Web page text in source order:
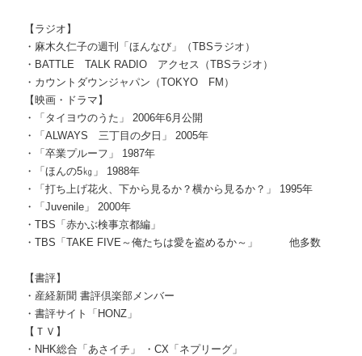
【ラジオ】
・麻木久仁子の週刊「ほんなび」（TBSラジオ）
・BATTLE TALK RADIO アクセス（TBSラジオ）
・カウントダウンジャパン（TOKYO FM）
【映画・ドラマ】
・「タイヨウのうた」 2006年6月公開
・「ALWAYS 三丁目の夕日」 2005年
・「卒業プルーフ」 1987年
・「ほんの5㎏」 1988年
・「打ち上げ花火、下から見るか？横から見るか？」 1995年
・「Juvenile」 2000年
・TBS「赤かぶ検事京都編」
・TBS「TAKE FIVE～俺たちは愛を盗めるか～」 他多数
【書評】
・産経新聞 書評倶楽部メンバー
・書評サイト「HONZ」
【ＴＶ】
・NHK総合「あさイチ」 ・CX「ネプリーグ」